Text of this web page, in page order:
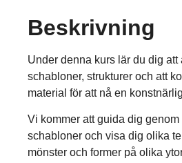
Beskrivning
Under denna kurs lär du dig
schabloner, strukturer och att
material för att nå en
Vi kommer att guida dig
schabloner och visa dig olika
mönster och former på olika